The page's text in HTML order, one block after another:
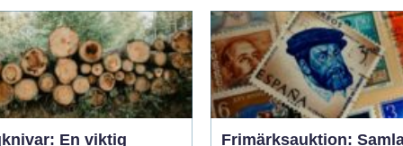
En viktig
Frimärksauktion: